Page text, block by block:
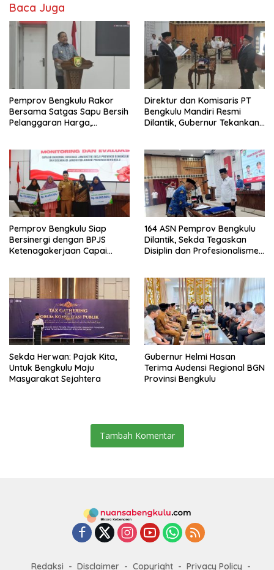
Baca Juga
Pemprov Bengkulu Rakor
Bersama Satgas Sapu Bersih
Pelanggaran Harga,
Masih Jadi Sorotan
Direktur dan Komisaris PT
Bengkulu Mandiri Resmi
Dilantik, Gubernur Tekankan
Pemprov Bengkulu Siap
Bersinergi dengan BPJS
Ketenagakerjaan Capai
164 ASN Pemprov Bengkulu
Dilantik, Sekda Tegaskan
Disiplin dan Profesionalisme
Sekda Herwan: Pajak Kita,
Untuk Bengkulu Maju
Masyarakat Sejahtera
Gubernur Helmi Hasan
Terima Audensi Regional BGN
Provinsi Bengkulu
Tambah Komentar
Redaksi Disclaimer Copyright Privacy Policy